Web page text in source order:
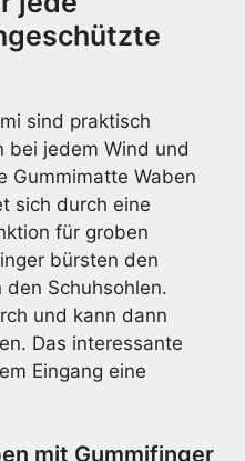
sind praktisch
bei jedem Wind und
Gummimatte Waben
sich durch eine
für groben
bürsten den
Schuhsohlen.
und kann dann
Das interessante
Eingang eine
mit Gummifinger